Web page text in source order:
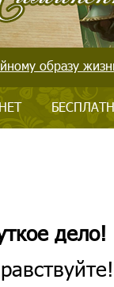
образу
дело!